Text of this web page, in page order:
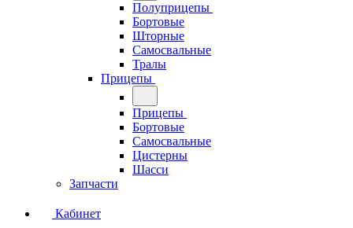
Полуприцепы
Бортовые
Шторные
Самосвальные
Тралы
Прицепы
Прицепы
Бортовые
Самосвальные
Цистерны
Шасси
Запчасти
Кабинет